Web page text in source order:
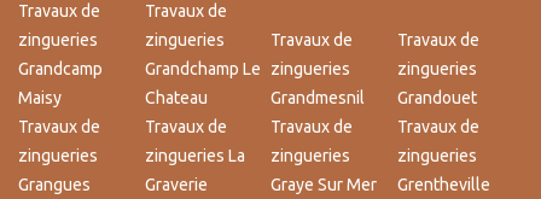
Travaux de
zingueries
Grandcamp
Maisy
Travaux de
zingueries
Grandchamp Le
Chateau
Travaux de
zingueries
Grandmesnil
Travaux de
zingueries
Grandouet
Travaux de
zingueries
Grangues
Travaux de
zingueries La
Graverie
Travaux de
zingueries
Graye Sur Mer
Travaux de
zingueries
Grentheville